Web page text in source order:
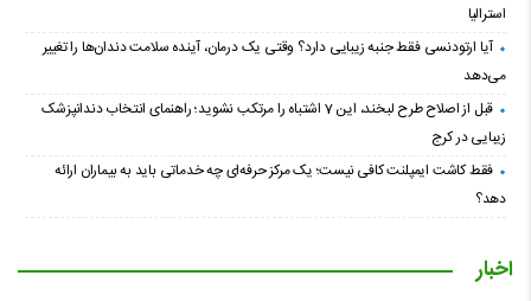
استرالیا
آیا ارتودنسی فقط جنبه زیبایی دارد؟ وقتی یک درمان، آینده سلامت دندان‌ها را تغییر
می‌دهد
قبل از اصلاح طرح لبخند، این 7 اشتباه را مرتکب نشوید؛ راهنمای انتخاب دندانپزشک
زیبایی در کرج
فقط کاشت ایمپلنت کافی نیست؛ یک مرکز حرفه‌ای چه خدماتی باید به بیماران ارائه
دهد؟
اخبار